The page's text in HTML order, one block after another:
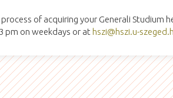
of acquiring your Generali Studium
pm on weekdays or at hszi@hszi.u-